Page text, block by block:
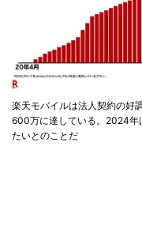
楽天モバイルは法人契約の好
600万に達している。2024年
たいとのことだ